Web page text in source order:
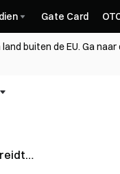
Gate Card
buiten de EU. Ga